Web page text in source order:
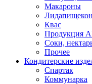
Макароны
Квас
Продукция
Соки,
Прочее
Кондитерские
Спартак
Коммунарка